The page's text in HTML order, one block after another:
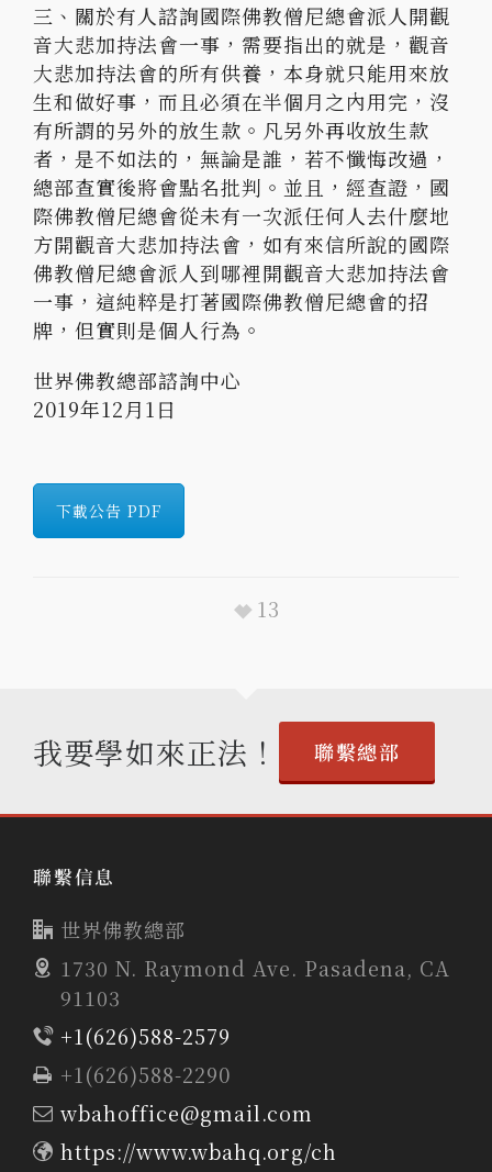
三、關於有人諮詢國際佛教僧尼總會派人開觀
音大悲加持法會一事，需要指出的就是，觀音
大悲加持法會的所有供養，本身就只能用來放
生和做好事，而且必須在半個月之內用完，沒
有所謂的另外的放生款。凡另外再收放生款
者，是不如法的，無論是誰，若不懺悔改過，
總部查實後將會點名批判。並且，經查證，國
際佛教僧尼總會從未有一次派任何人去什麼地
方開觀音大悲加持法會，如有來信所說的國際
佛教僧尼總會派人到哪裡開觀音大悲加持法會
一事，這純粹是打著國際佛教僧尼總會的招
牌，但實則是個人行為。
世界佛教總部諮詢中心
2019年12月1日
下載公告 PDF
13
我要學如來正法！ 聯繫總部
聯繫信息
世界佛教總部
1730 N. Raymond Ave. Pasadena, CA
91103
+1(626)588-2579
+1(626)588-2290
wbahoffice@gmail.com
https://www.wbahq.org/ch